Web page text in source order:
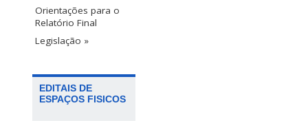
Orientações para o
Relatório Final
Legislação »
EDITAIS DE
ESPAÇOS FISICOS